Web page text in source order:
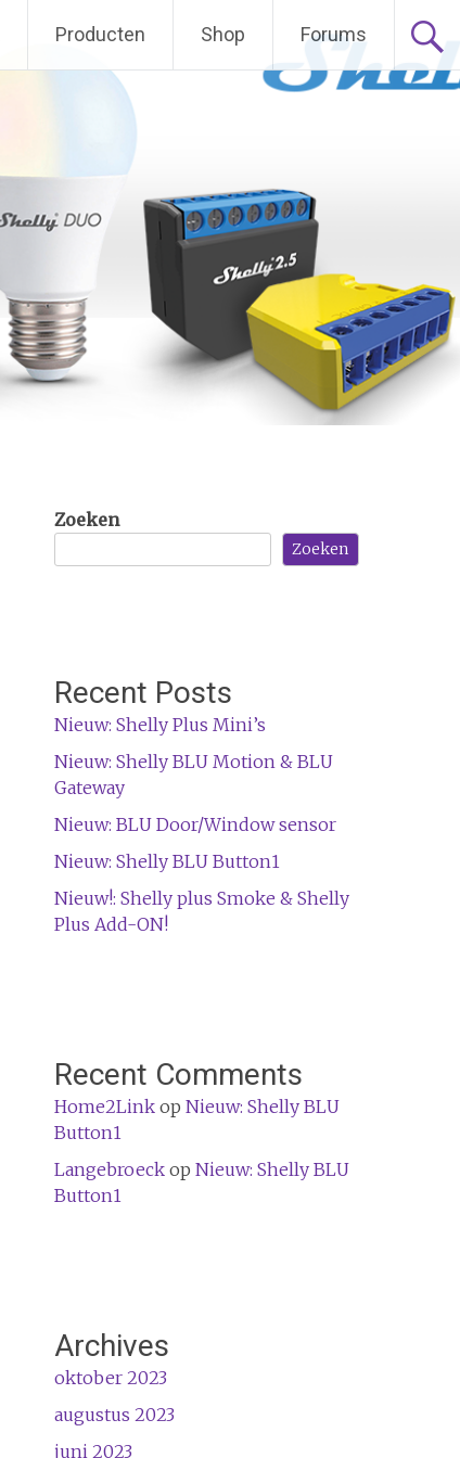
Producten Shop Forums
Zoeken
Zoeken
Recent Posts
Nieuw: Shelly Plus Mini’s
Nieuw: Shelly BLU Motion & BLU
Gateway
Nieuw: BLU Door/Window sensor
Nieuw: Shelly BLU Button1
Nieuw!: Shelly plus Smoke & Shelly
Plus Add-ON!
Recent Comments
Home2Linkop Nieuw: Shelly BLU
Button1
Langebroeckop Nieuw: Shelly BLU
Button1
Archives
oktober 2023
augustus 2023
juni 2023